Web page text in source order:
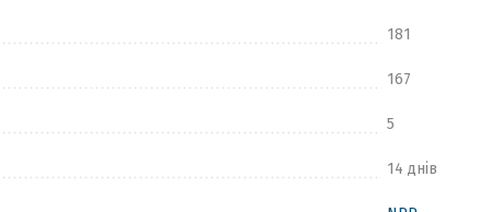
181
167
5
14 днів